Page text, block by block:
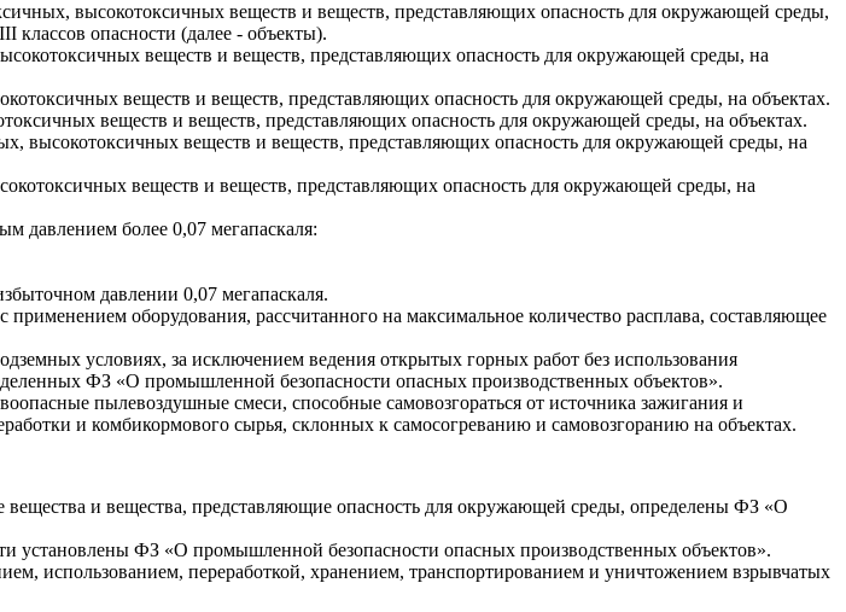
высокотоксичных веществ и веществ, представляющих опасность для окружающей среды,
опасности (далее - объекты).
веществ и веществ, представляющих опасность для окружающей среды, на
веществ и веществ, представляющих опасность для окружающей среды, на объектах.
веществ и веществ, представляющих опасность для окружающей среды, на объектах.
высокотоксичных веществ и веществ, представляющих опасность для окружающей среды, на
веществ и веществ, представляющих опасность для окружающей среды, на
давлением более 0,07 мегапаскаля:
давлении 0,07 мегапаскаля.
оборудования, рассчитанного на максимальное количество расплава, составляющее
условиях, за исключением ведения открытых горных работ без использования
ФЗ «О промышленной безопасности опасных производственных объектов».
пылевоздушные смеси, способные самовозгораться от источника зажигания и
и комбикормового сырья, склонных к самосогреванию и самовозгоранию на объектах.
и вещества, представляющие опасность для окружающей среды, определены ФЗ «О
установлены ФЗ «О промышленной безопасности опасных производственных объектов».
использованием, переработкой, хранением, транспортированием и уничтожением взрывчатых